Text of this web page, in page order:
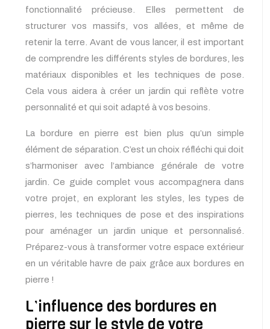
fonctionnalité précieuse. Elles permettent de
structurer vos massifs, vos allées, et même de
retenir la terre. Avant de vous lancer, il est important
de comprendre les différents styles de bordures, les
matériaux disponibles et les techniques de pose.
Cela vous aidera à créer un jardin qui reflète votre
personnalité et qui soit adapté à vos besoins.
La bordure en pierre est bien plus qu’un simple
élément de séparation. C’est un choix réfléchi qui doit
s’harmoniser avec l’ambiance générale de votre
jardin. Ce guide complet vous accompagnera dans
votre projet, en explorant les styles, les types de
pierres, les techniques de pose et des inspirations
pour aménager un jardin unique et personnalisé.
Préparez-vous à transformer votre espace extérieur
en un véritable havre de paix grâce aux bordures en
pierre !
L’influence des bordures en
pierre sur le style de votre